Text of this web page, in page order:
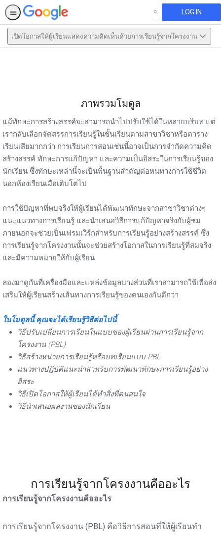
SEARCH LOG IN
เปิดโอกาสให้ผู้เรียนแสดงความคิดเห็นด้วยการเรียนรู้จากโครงงาน
ภาพรวมโมดูล
แม้ทักษะการสร้างสรรค์จะสามารถนำไปปรับใช้ได้ในหลายบริบท แต่
เรากลับเลือกจัดสรรการเรียนรู้ในชั้นเรียนตามสาขาวิชาหรือตาราง
เรียนเสียมากกว่า การเรียนการสอนเช่นนี้อาจเป็นการจำกัดความคิด
สร้างสรรค์ ทักษะการแก้ปัญหา และความเป็นอิสระในการเรียนรู้ของ
นักเรียน ซึ่งทักษะเหล่านี้จะเป็นพื้นฐานสำคัญต่อหนทางการใช้ชีวิต
นอกห้องเรียนเมื่อเติบโตไป
การใช้ปัญหาที่พบจริงให้ผู้เรียนได้พัฒนาทักษะจากสาขาวิชาต่างๆ
แนะแนวทางการเรียนรู้ และนำเสนอวิธีการแก้ปัญหาจริงกับผู้ชม
ภายนอกจะช่วยเป็นเฟรมเวิร์กสำหรับการเรียนรู้อย่างสร้างสรรค์ ซึ่ง
การเรียนรู้จากโครงงานนั้นจะช่วยสร้างโอกาสในการเรียนรู้ที่สมจริง
และมีความหมายให้กับผู้เรียน
ลองมาดูกันที่เครื่องมือและแหล่งข้อมูลบางส่วนที่เราสามารถใช้เพื่อส่ง
เสริมให้ผู้เรียนสร้างเส้นทางการเรียนรู้ของตนเองกันดีกว่า
ในโมดูลนี้ คุณจะได้เรียนรู้วิธีต่อไปนี้
วิธีปรับเปลี่ยนการเรียนในแบบของผู้เรียนผ่านการเรียนรู้จาก
โครงงาน (PBL)
วิธีสร้างหน่วยการเรียนรู้หรือบทเรียนแบบ PBL
แนวทางปฏิบัติแนะนำสำหรับการพัฒนาทักษะการเรียนรู้อย่าง
อิสระ
วิธีเปิดโอกาสให้ผู้เรียนได้ทำสิ่งที่ตนสนใจ
วิธีนำเสนอผลงานของนักเรียน
การเรียนรู้จากโครงงานคืออะไร
การเรียนรู้จากโครงงานคืออะไร
การเรียนรู้จากโครงงาน (PBL) คือวิธีการสอนที่ให้ผู้เรียนทำ